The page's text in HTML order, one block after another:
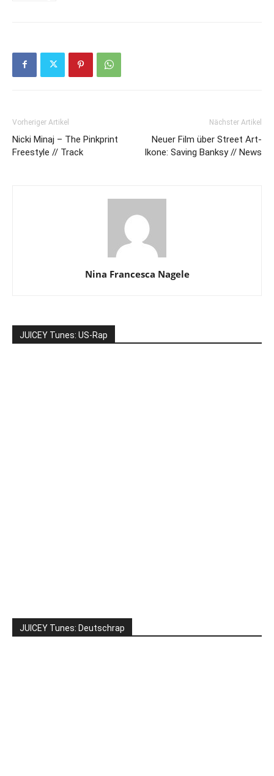
Vorheriger Artikel
Nicki Minaj – The Pinkprint
Freestyle // Track
Nächster Artikel
Neuer Film über Street Art-
Ikone: Saving Banksy // News
Nina Francesca Nagele
JUICEY Tunes: US-Rap
JUICEY Tunes: Deutschrap